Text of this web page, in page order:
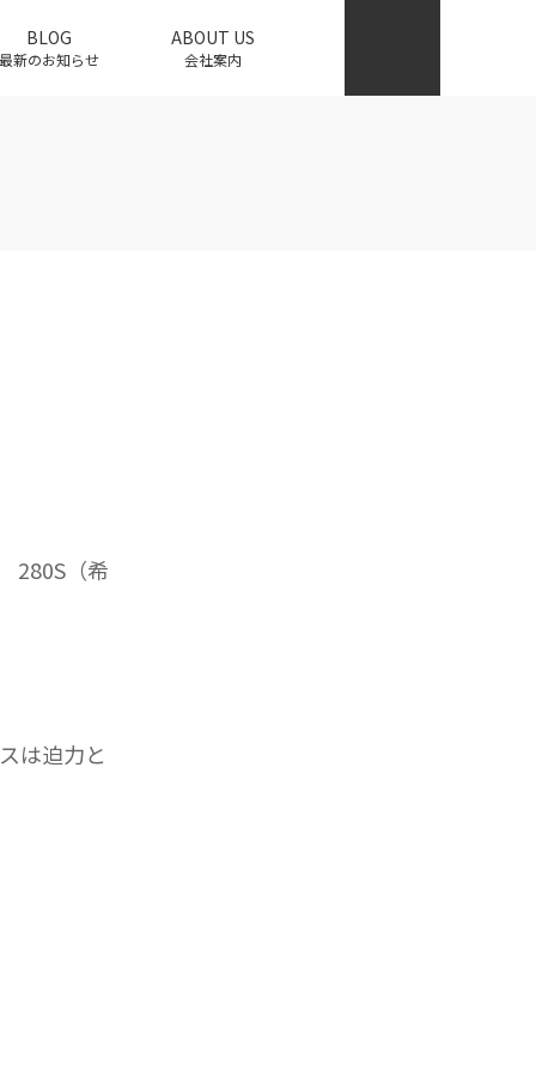
BLOG
最新のお知らせ
ABOUT US
会社案内
280S（希
は迫力と